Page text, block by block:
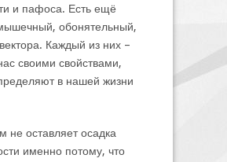
и пафоса. Есть ещё
обонятельный,
Каждый из них –
своими свойствами,
в нашей жизни
не оставляет осадка
именно потому, что